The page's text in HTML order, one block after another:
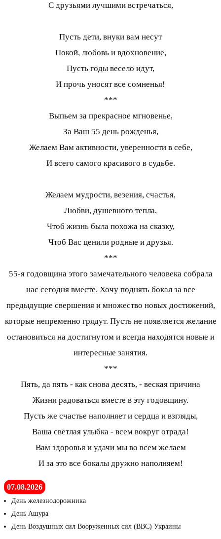
С друзьями лучшими встречаться,
Пусть дети, внуки вам несут
Покой, любовь и вдохновение,
Пусть годы весело идут,
И прочь уносят все сомненья!
***
Выпьем за прекрасное мгновенье,
За Ваш 55 день рожденья,
Желаем Вам активности, уверенности в себе,
И всего самого красивого в судьбе.
Желаем мудрости, везения, счастья,
Любви, душевного тепла,
Чтоб жизнь была похожа на сказку,
Чтоб Вас ценили родные и друзья.
***
55-я годовщина этого замечательного человека собрала
нас сегодня вместе. Хочу поднять бокал за все
предыдущие свершения и множество новых достижений,
которые непременно грядут. Пусть не появляется желание
остановиться на достигнутом и всегда находятся новые и
интересные занятия.
***
Пять, да пять - как снова десять, - веская причина
Жизни радоваться вместе в эту годовщину.
Пусть же счастье наполняет и сердца и взгляды,
Ваша светлая улыбка - всем вокруг отрада!
Вам здоровья и удачи мы во всем желаем
И за это все бокалы дружно наполняем!
07.08.2026
День железнодорожника
День Ашура
День Воздушных сил Вооруженных сил (ВВС) Украины